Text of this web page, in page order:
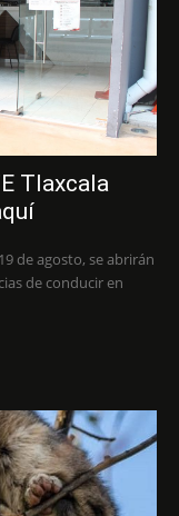
Tlaxcala
de agosto, se abrirán
de conducir en